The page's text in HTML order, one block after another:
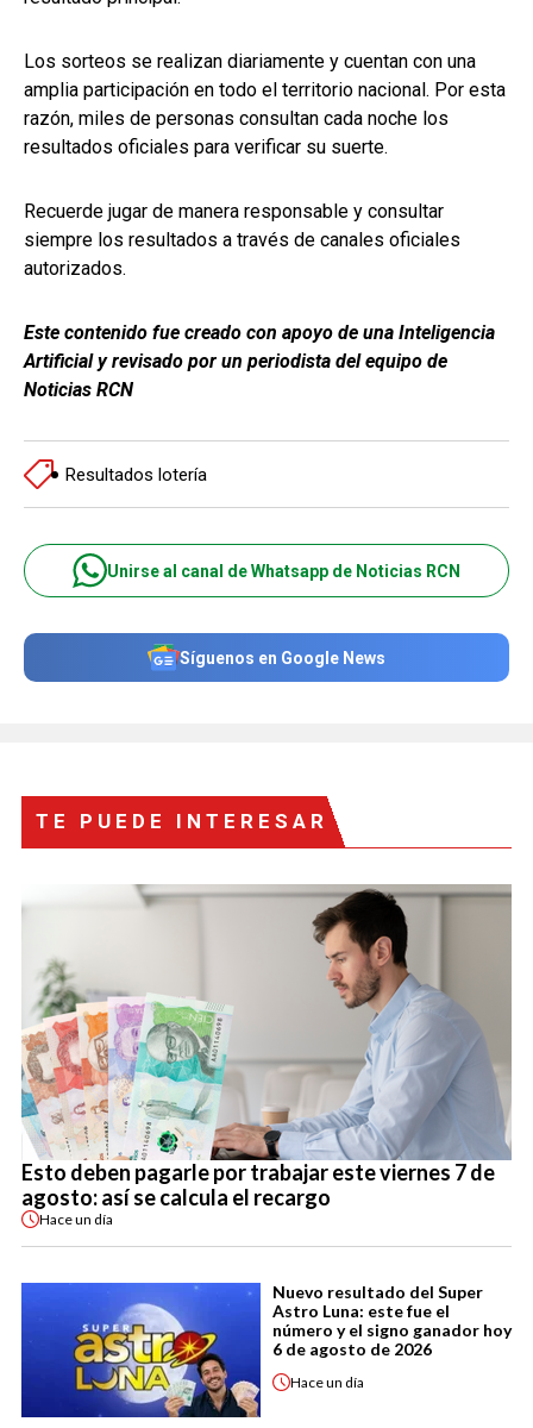
Los sorteos se realizan diariamente y cuentan con una
amplia participación en todo el territorio nacional. Por esta
razón, miles de personas consultan cada noche los
resultados oficiales para verificar su suerte.
Recuerde jugar de manera responsable y consultar
siempre los resultados a través de canales oficiales
autorizados.
Este contenido fue creado con apoyo de una Inteligencia
Artificial y revisado por un periodista del equipo de
Noticias RCN
Resultados lotería
Unirse al canal de Whatsapp de Noticias RCN
Síguenos en Google News
TE PUEDE INTERESAR
Esto deben pagarle por trabajar este viernes 7 de
agosto: así se calcula el recargo
Haceun día
Nuevo resultado del Super
Astro Luna: este fue el
número y el signo ganador hoy
6 de agosto de 2026
Haceun día